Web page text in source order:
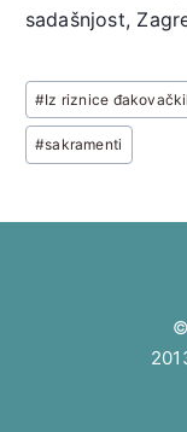
sadašnjost,
Post
Tags:
#Iz riznice
#sakramenti